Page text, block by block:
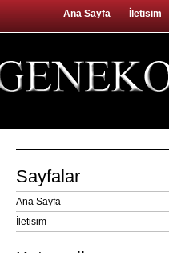
Ana Sayfa İletisim
Sayfalar
Ana Sayfa
İletisim